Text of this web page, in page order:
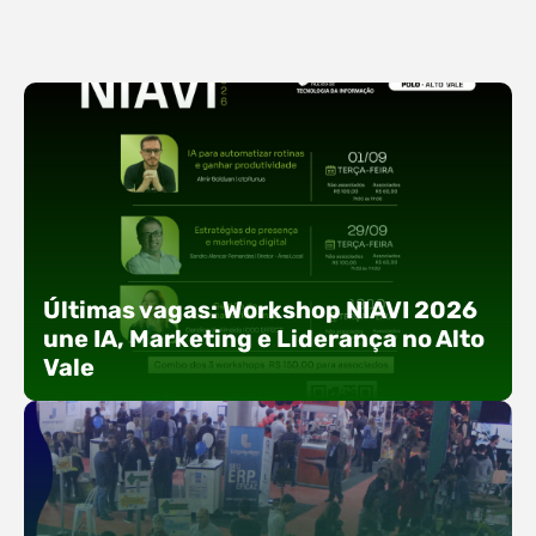
Últimas vagas: Workshop NIAVI 2026
une IA, Marketing e Liderança no Alto
Vale